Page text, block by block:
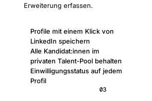
Erweiterung erfassen.
Profile mit einem Klick von
LinkedIn speichern
Alle Kandidat:innen im
privaten Talent-Pool behalten
Einwilligungsstatus auf jedem
Profil
03